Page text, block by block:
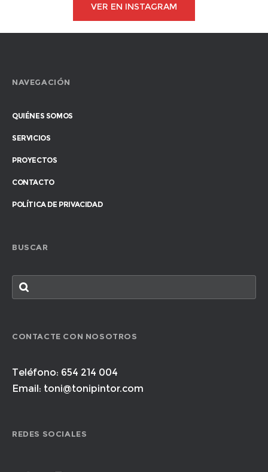
VER EN INSTAGRAM
NAVEGACIÓN
QUIÉNES SOMOS
SERVICIOS
PROYECTOS
CONTACTO
POLÍTICA DE PRIVACIDAD
BUSCAR
CONTACTE CON NOSOTROS
Teléfono: 654 214 004
Email: toni@tonipintor.com
REDES SOCIALES